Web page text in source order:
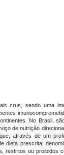
crus, sendo uma
No Brasil,
de nutrição
através de um
prescrita;
restritos ou proibidos